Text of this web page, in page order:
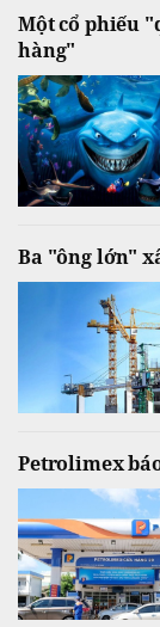
Một cổ phiếu
hàng"
Ba "ông lớn"
Petrolimex